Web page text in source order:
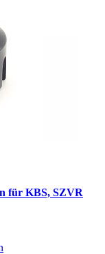
für KBS, SZVR